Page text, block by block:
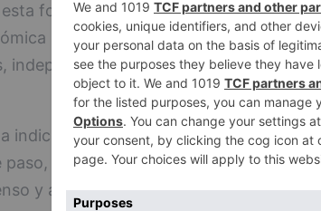
forma y con la tramitación
para ejecutar estos trabajos
independientemente se tenga o no un
indicado que la Junta de Gobierno
al tiempo que espera que PP y VOX
y a la posición del PSOE y